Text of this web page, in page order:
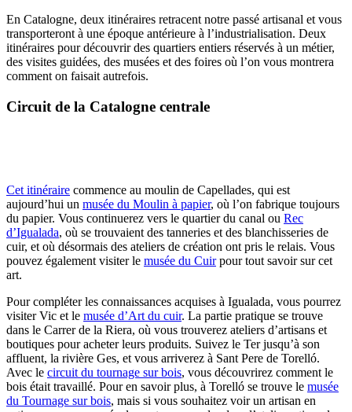
En Catalogne, deux itinéraires retracent notre passé artisanal et vous
transporteront à une époque antérieure à l’industrialisation. Deux
itinéraires pour découvrir des quartiers entiers réservés à un métier,
des visites guidées, des musées et des foires où l’on vous montrera
comment on faisait autrefois.
Circuit de la Catalogne centrale
Cet itinéraire commence au moulin de Capellades, qui est
aujourd’hui un musée du Moulin à papier, où l’on fabrique toujours
du papier. Vous continuerez vers le quartier du canal ou Rec
d’Igualada, où se trouvaient des tanneries et des blanchisseries de
cuir, et où désormais des ateliers de création ont pris le relais. Vous
pouvez également visiter le musée du Cuirpour tout savoir sur cet
art.
Pour compléter les connaissances acquises à Igualada, vous pourrez
visiter Vic et le musée d’Art du cuir. La partie pratique se trouve
dans le Carrer de la Riera, où vous trouverez ateliers d’artisans et
boutiques pour acheter leurs produits. Suivez le Ter jusqu’à son
affluent, la rivière Ges, et vous arriverez à Sant Pere de Torelló.
Avec le circuit du tournage sur bois, vous découvrirez comment le
bois était travaillé. Pour en savoir plus, à Torelló se trouve le musée
du Tournage sur bois, mais si vous souhaitez voir un artisan en